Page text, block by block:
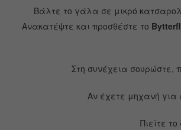
Βάλτε το γάλα σε μικρό
Ανακατέψτε και προσθέστε το
Στη συνέχεια σουρώστε,
Αν έχετε μηχανή
Πιείτε